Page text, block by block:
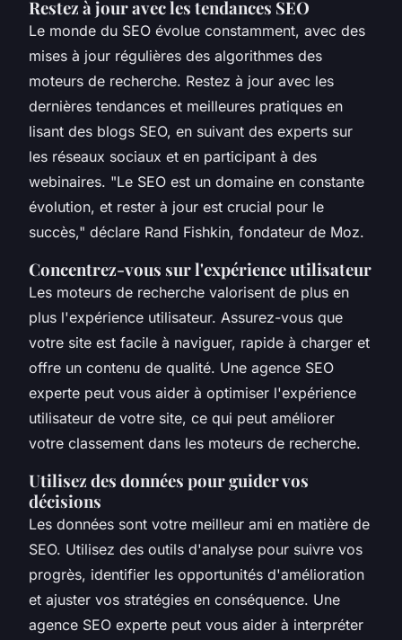
Restez à jour avec les tendances SEO
Le monde du SEO évolue constamment, avec des
mises à jour régulières des algorithmes des
moteurs de recherche. Restez à jour avec les
dernières tendances et meilleures pratiques en
lisant des blogs SEO, en suivant des experts sur
les réseaux sociaux et en participant à des
webinaires. "Le SEO est un domaine en constante
évolution, et rester à jour est crucial pour le
succès," déclare Rand Fishkin, fondateur de Moz.
Concentrez-vous sur l'expérience utilisateur
Les moteurs de recherche valorisent de plus en
plus l'expérience utilisateur. Assurez-vous que
votre site est facile à naviguer, rapide à charger et
offre un contenu de qualité. Une agence SEO
experte peut vous aider à optimiser l'expérience
utilisateur de votre site, ce qui peut améliorer
votre classement dans les moteurs de recherche.
Utilisez des données pour guider vos
décisions
Les données sont votre meilleur ami en matière de
SEO. Utilisez des outils d'analyse pour suivre vos
progrès, identifier les opportunités d'amélioration
et ajuster vos stratégies en conséquence. Une
agence SEO experte peut vous aider à interpréter